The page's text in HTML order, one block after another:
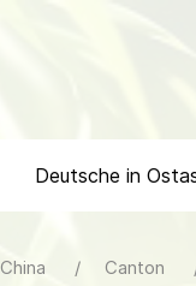
Deutsche in
China Canton